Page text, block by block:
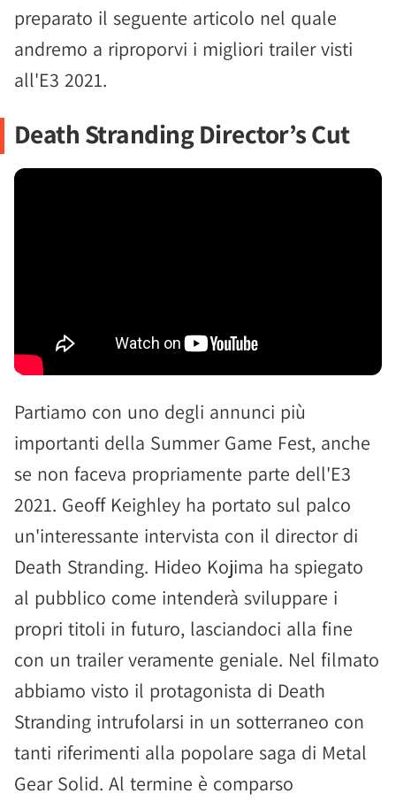
preparato il seguente articolo nel quale
andremo a riproporvi i migliori trailer visti
all'E3 2021.
Death Stranding Director’s Cut
Partiamo con uno degli annunci più
importanti della Summer Game Fest, anche
se non faceva propriamente parte dell'E3
2021. Geoff Keighley ha portato sul palco
un'interessante intervista con il director di
Death Stranding. Hideo Kojima ha spiegato
al pubblico come intenderà sviluppare i
propri titoli in futuro, lasciandoci alla fine
con un trailer veramente geniale. Nel filmato
abbiamo visto il protagonista di Death
Stranding intrufolarsi in un sotterraneo con
tanti riferimenti alla popolare saga di Metal
Gear Solid. Al termine è comparso